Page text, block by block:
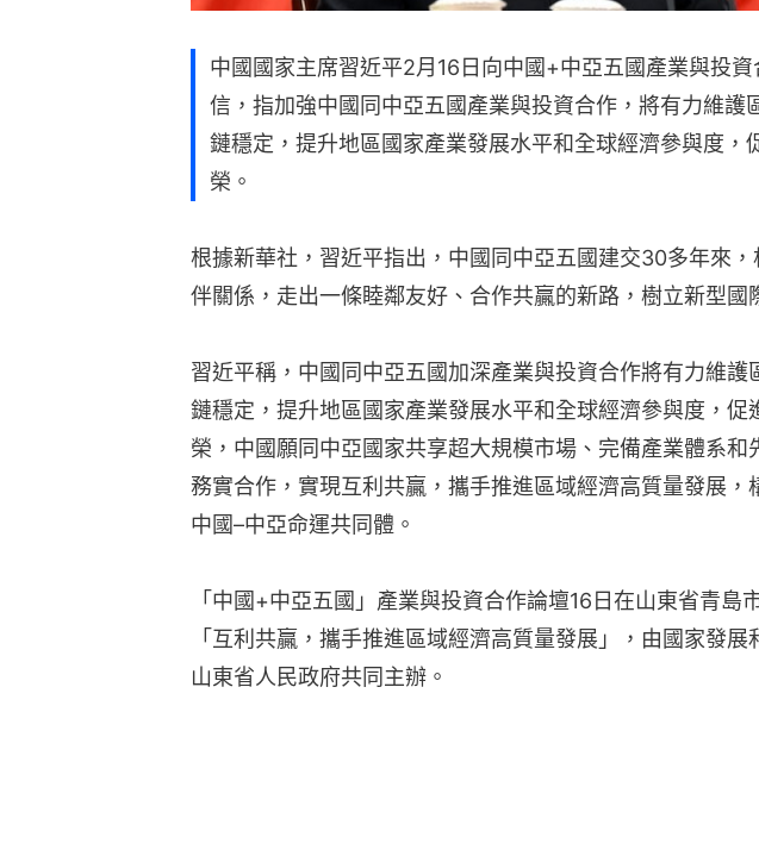
中國國家主席習近平2月16日向中國+中亞五國產業與投
信，指加強中國同中亞五國產業與投資合作，將有力維護
鏈穩定，提升地區國家產業發展水平和全球經濟參與度，
榮。
根據新華社，習近平指出，中國同中亞五國建交30多年來
伴關係，走出一條睦鄰友好、合作共贏的新路，樹立新型國
習近平稱，中國同中亞五國加深產業與投資合作將有力維護
鏈穩定，提升地區國家產業發展水平和全球經濟參與度，促
榮，中國願同中亞國家共享超大規模市場、完備產業體系和
務實合作，實現互利共贏，攜手推進區域經濟高質量發展，
中國–中亞命運共同體。
「中國+中亞五國」產業與投資合作論壇16日在山東省青島
「互利共贏，攜手推進區域經濟高質量發展」，由國家發展
山東省人民政府共同主辦。